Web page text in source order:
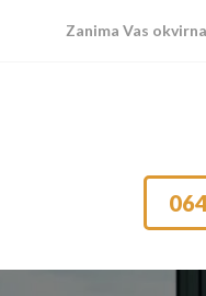
Zanima Vas